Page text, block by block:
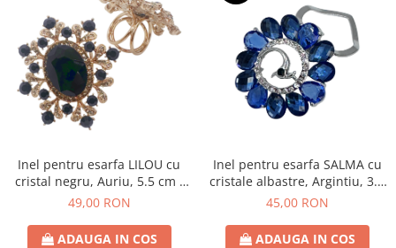
Inel pentru esarfa LILOU cu
cristal negru, Auriu, 5.5 cm -
Copie
49,00 RON
ADAUGA IN COS
Inel pentru esarfa SALMA cu
cristale albastre, Argintiu, 3.5
cm
45,00 RON
ADAUGA IN COS